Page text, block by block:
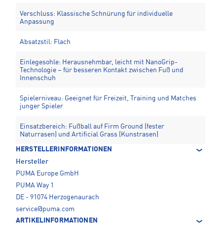
Verschluss: Klassische Schnürung für individuelle
Anpassung
Absatzstil: Flach
Einlegesohle: Herausnehmbar, leicht mit NanoGrip-
Technologie – für besseren Kontakt zwischen Fuß und
Innenschuh
Spielerniveau: Geeignet für Freizeit, Training und Matches
junger Spieler
Einsatzbereich: Fußball auf Firm Ground (fester
Naturrasen) und Artificial Grass (Kunstrasen)
HERSTELLERINFORMATIONEN
Hersteller
PUMA Europe GmbH
PUMA Way 1
DE - 91074 Herzogenaurach
service@puma.com
ARTIKELINFORMATIONEN